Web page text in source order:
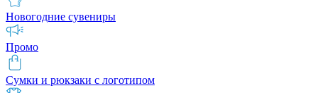
Новогодние сувениры
Промо
Сумки и рюкзаки с логотипом